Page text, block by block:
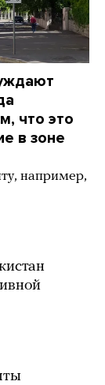
что это
в зоне
например,